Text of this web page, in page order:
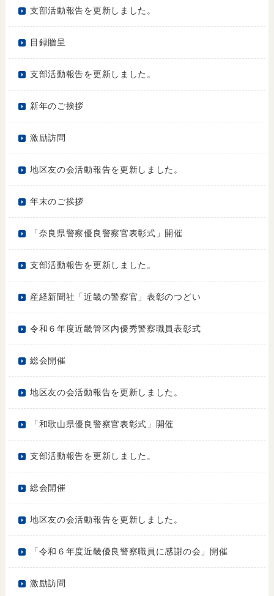
支部活動報告を更新しました。
目録贈呈
支部活動報告を更新しました。
新年のご挨拶
激励訪問
地区友の会活動報告を更新しました。
年末のご挨拶
「奈良県警察優良警察官表彰式」開催
支部活動報告を更新しました。
産経新聞社「近畿の警察官」表彰のつどい
令和６年度近畿管区内優秀警察職員表彰式
総会開催
地区友の会活動報告を更新しました。
「和歌山県優良警察官表彰式」開催
支部活動報告を更新しました。
総会開催
地区友の会活動報告を更新しました。
「令和６年度近畿優良警察職員に感謝の会」開催
激励訪問